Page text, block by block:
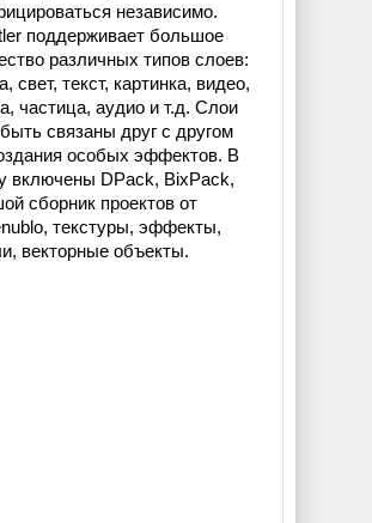
независимо.
поддерживает большое
различных типов слоев:
свет, текст, картинка, видео,
частица, аудио и т.д. Слои
связаны друг с другом
особых эффектов. В
включены DPack, BixPack,
сборник проектов от
текстуры, эффекты,
векторные объекты.